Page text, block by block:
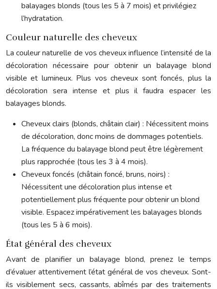
balayages blonds (tous les 5 à 7 mois) et privilégiez
l’hydratation.
Couleur naturelle des cheveux
La couleur naturelle de vos cheveux influence l’intensité de la
décoloration nécessaire pour obtenir un balayage blond
visible et lumineux. Plus vos cheveux sont foncés, plus la
décoloration sera intense et plus il faudra espacer les
balayages blonds.
Cheveux clairs (blonds, châtain clair) : Nécessitent moins
de décoloration, donc moins de dommages potentiels.
La fréquence du balayage blond peut être légèrement
plus rapprochée (tous les 3 à 4 mois).
Cheveux foncés (châtain foncé, bruns, noirs) :
Nécessitent une décoloration plus intense et
potentiellement plus fréquente pour obtenir un blond
visible. Espacez impérativement les balayages blonds
(tous les 5 à 6 mois).
État général des cheveux
Avant de planifier un balayage blond, prenez le temps
d’évaluer attentivement l’état général de vos cheveux. Sont-
ils visiblement secs, cassants, abîmés par des traitements